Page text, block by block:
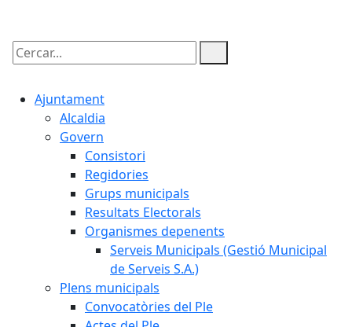
Cercar:
Ajuntament
Alcaldia
Govern
Consistori
Regidories
Grups municipals
Resultats Electorals
Organismes depenents
Serveis Municipals (Gestió Municipal
de Serveis S.A.)
Plens municipals
Convocatòries del Ple